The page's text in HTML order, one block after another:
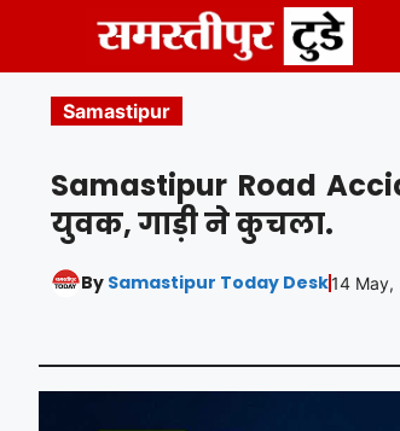
content
Samastipur
Samastipur Road
युवक, गाड़ी ने कुचला.
By Samastipur Today Desk14 May,